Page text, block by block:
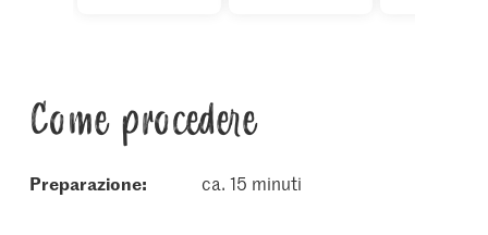
Come procedere
Preparazione: ca. 15 minuti